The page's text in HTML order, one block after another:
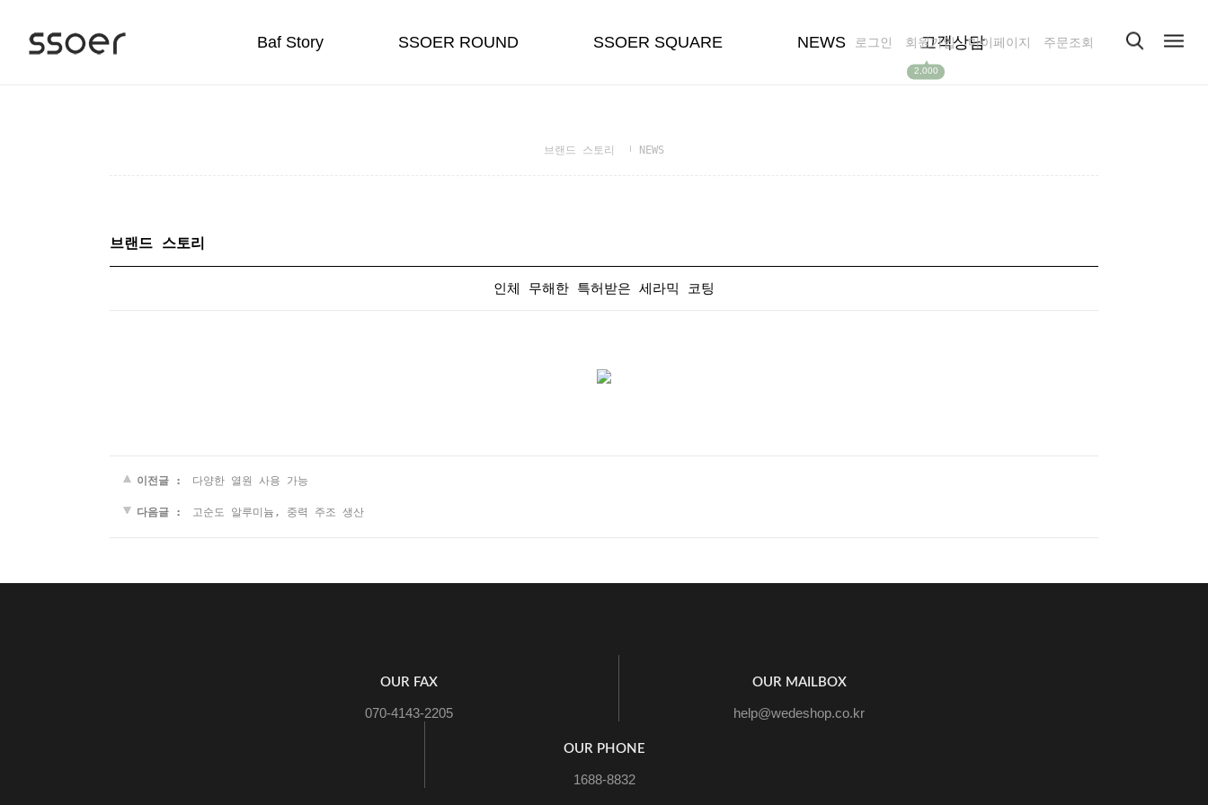
Baf Story SSOER ROUND SSOER SQUARE NEWS 고객상담
로그인
회원가입
▲
2,000
마이페이지 주문조회
브랜드 스토리 NEWS
브랜드 스토리
인체 무해한 특허받은 세라믹 코팅
이전글 : 다양한 열원 사용 가능
다음글 : 고순도 알루미늄, 중력 주조 생산
OUR FAX
070-4143-2205
OUR MAILBOX
help@wedeshop.co.kr
OUR PHONE
1688-8832